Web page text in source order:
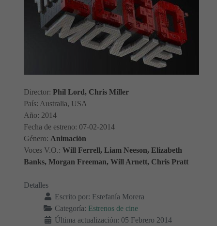
Director: Phil Lord, Chris Miller
País: Australia, USA
Año: 2014
Fecha de estreno: 07-02-2014
Género: Animación
Voces V.O.: Will Ferrell, Liam Neeson, Elizabeth
Banks, Morgan Freeman, Will Arnett, Chris Pratt
Detalles
Escrito por: Estefanía Morera
Categoría: Estrenos de cine
Última actualización: 05 Febrero 2014